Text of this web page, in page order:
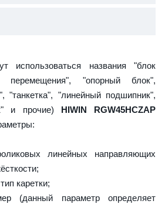
использоваться названия "блок
перемещения", "опорный блок",
"танкетка", "линейный подшипник",
и прочие) HIWIN RGW45HCZAP
линейных направляющих
каретки;
(данный параметр определяет